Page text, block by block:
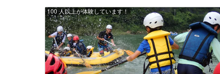
100 人以上が体験しています！